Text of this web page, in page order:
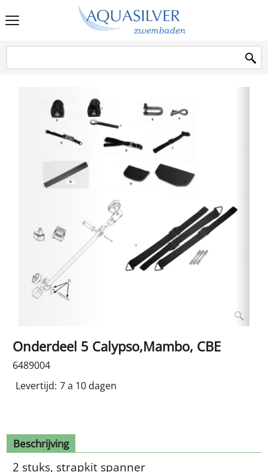
Onderdeel 5 Calypso,Mambo, CBE
6489004
Levertijd: 7 a 10 dagen
Beschrijving
2 stuks, strapkit spanner